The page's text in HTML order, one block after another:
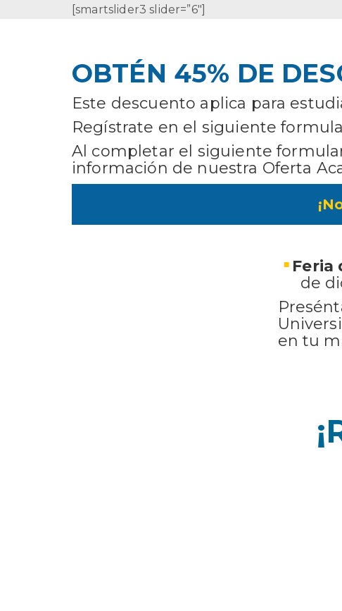
[smartslider3 slider=”6″]
OBTÉN 45% DE
Este descuento aplica para
Regístrate en el siguiente
Al completar el siguiente
información de nuestra Oferta
Feria
de
en tu